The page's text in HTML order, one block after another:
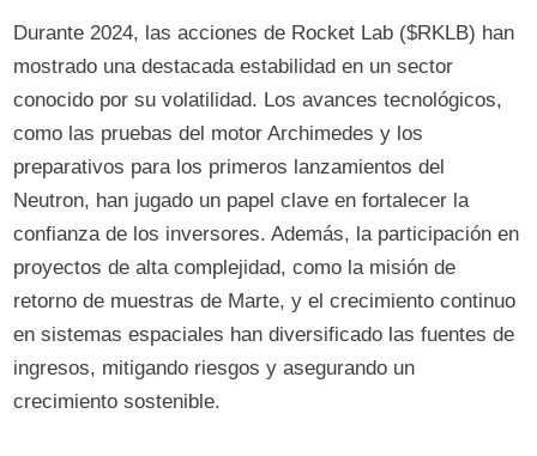
Durante 2024, las acciones de Rocket Lab ($RKLB) han
mostrado una destacada estabilidad en un sector
conocido por su volatilidad. Los avances tecnológicos,
como las pruebas del motor Archimedes y los
preparativos para los primeros lanzamientos del
Neutron, han jugado un papel clave en fortalecer la
confianza de los inversores. Además, la participación en
proyectos de alta complejidad, como la misión de
retorno de muestras de Marte, y el crecimiento continuo
en sistemas espaciales han diversificado las fuentes de
ingresos, mitigando riesgos y asegurando un
crecimiento sostenible.